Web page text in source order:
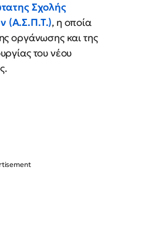
Σχολής
(Α.Σ.Π.Τ.), η οποία
οργάνωσης και της
του νέου